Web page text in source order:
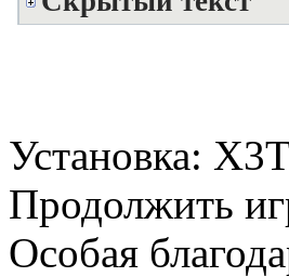
Установка:
Продолжить
Особая